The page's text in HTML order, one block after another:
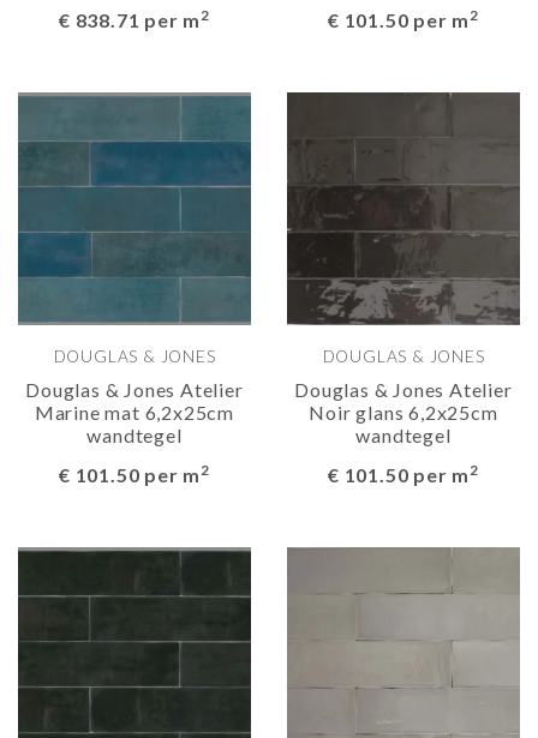
€ 838.71 per m2 € 101.50 per m2
DOUGLAS & JONES
Douglas & Jones Atelier
Marine mat 6,2x25cm
wandtegel
€ 101.50 per m2
DOUGLAS & JONES
Douglas & Jones Atelier
Noir glans 6,2x25cm
wandtegel
€ 101.50 per m2